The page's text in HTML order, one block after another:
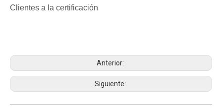
Clientes a la certificación
Anterior:
Siguiente: